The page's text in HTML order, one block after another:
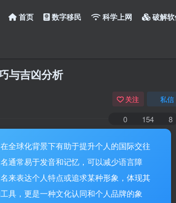
首页 数字移民 科学上网 破解
与吉凶分析
关注 私信
0 154 8
全球化背景下有助于提升个人的国际交往
通常易于发音和记忆，可以减少语言障
来表达个人特点或追求某种形象，体现其
具，更是一种文化认同和个人品牌的象